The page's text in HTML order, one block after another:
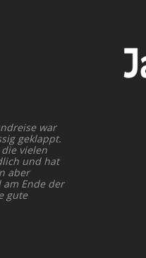
war
geklappt.
vielen
und hat
aber
Ende der
gute